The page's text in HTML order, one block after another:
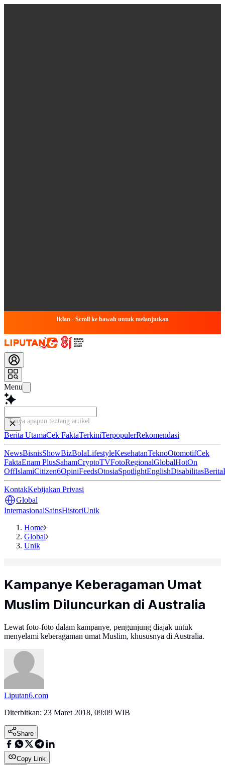
Iklan - Scroll ke bawah untuk melanjutkan
Menu
Tanya apapun tentang artikel ini...
Berita UtamaCek FaktaTerkiniTerpopulerRekomendasi
NewsBisnisShowBizBolaLifestyleKesehatanTeknoOtomotifCek
FaktaEnam PlusSahamCryptoTVFotoRegionalGlobalHotOn
OffIslamiCitizen6OpiniFeedsOtosiaSpotlightEnglishDisabilitasBerita
KontakKebijakan Privasi
Global
InternasionalSainsHistoriUnik
Home
Global
Unik
Kampanye Keberagaman Umat
Muslim Diluncurkan di Australia
Lewat foto-foto dalam kampanye, pengunjung diajak untuk
menyelami keberagaman umat Muslim, khususnya di Australia.
Liputan6.com
Diterbitkan: 23 Maret 2018, 09:09 WIB
Share
Copy Link